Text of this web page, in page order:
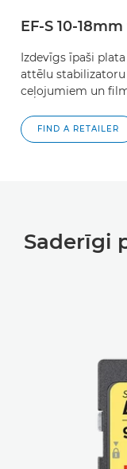
EF-S 10-
Izdevīgs īpaši
attēlu
ceļojumiem un
FIND A RETAILER
Saderīgi